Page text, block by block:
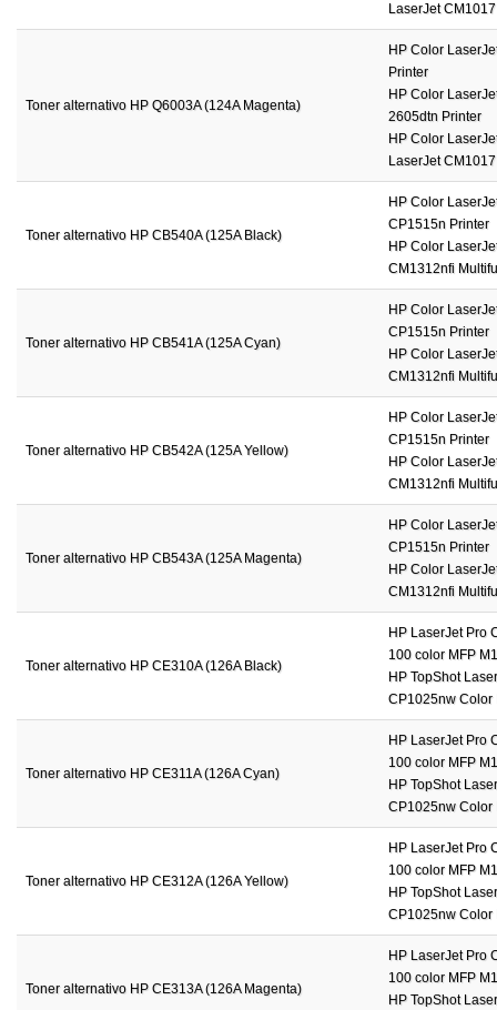
LaserJet
Toner alternativo HP Q6003A (124A Magenta)
HP Color
Printer
HP Color
2605dtn Printer
HP Color
LaserJet
Toner alternativo HP CB540A (125A Black)
HP Color
CP1515n Printer
HP Color
CM1312nfi
Toner alternativo HP CB541A (125A Cyan)
HP Color
CP1515n Printer
HP Color
CM1312nfi
Toner alternativo HP CB542A (125A Yellow)
HP Color
CP1515n Printer
HP Color
CM1312nfi
Toner alternativo HP CB543A (125A Magenta)
HP Color
CP1515n Printer
HP Color
CM1312nfi
Toner alternativo HP CE310A (126A Black)
HP LaserJet Pro
100 color MFP
HP TopShot
CP1025nw Color
Toner alternativo HP CE311A (126A Cyan)
HP LaserJet Pro
100 color MFP
HP TopShot
CP1025nw Color
Toner alternativo HP CE312A (126A Yellow)
HP LaserJet Pro
100 color MFP
HP TopShot
CP1025nw Color
Toner alternativo HP CE313A (126A Magenta)
HP LaserJet Pro
100 color MFP
HP TopShot